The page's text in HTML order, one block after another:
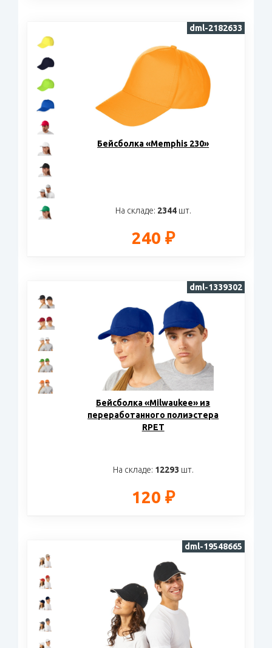
Бейсболка «Memphis 230»
На складе: 2344шт.
240 ₽
dml-2182633
Бейсболка «Milwaukee» из
переработанного полиэстера
RPET
На складе: 12293 шт.
120 ₽
dml-1339302
dml-19548665